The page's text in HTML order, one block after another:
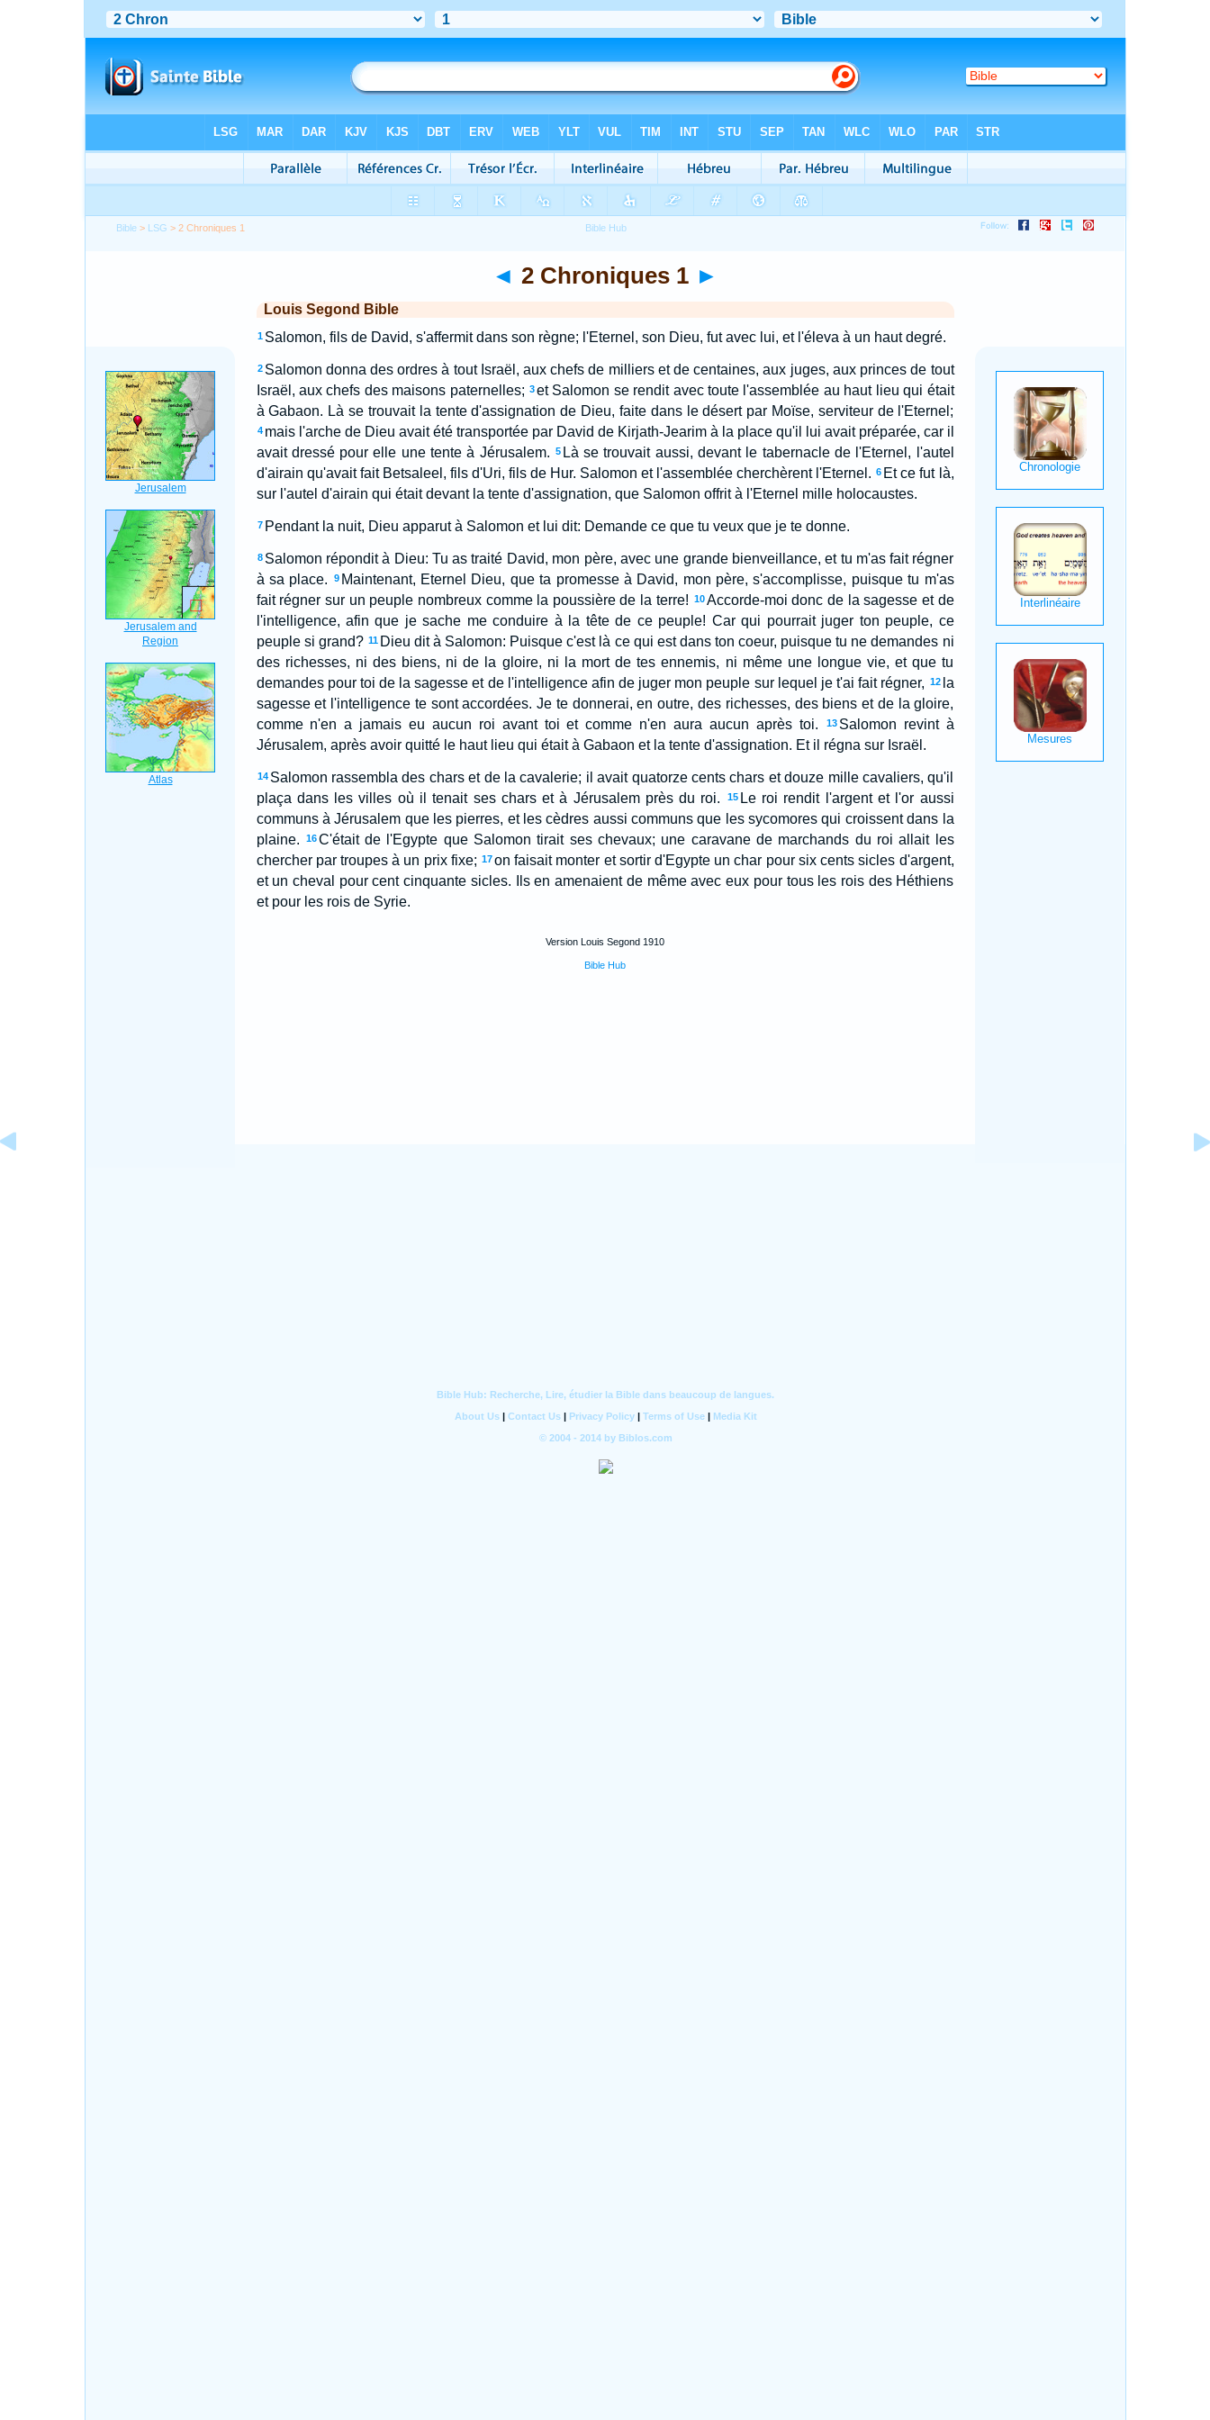
Bible > LSG > 2 Chroniques 1
◄ 2 Chroniques 1 ►
Louis Segond Bible
1 Salomon, fils de David, s'affermit dans son règne; l'Eternel, son Dieu, fut avec lui, et l'éleva à un haut degré.
2 Salomon donna des ordres à tout Israël, aux chefs de milliers et de centaines, aux juges, aux princes de tout
Israël, aux chefs des maisons paternelles; 3et Salomon se rendit avec toute l'assemblée au haut lieu qui était
à Gabaon. Là se trouvait la tente d'assignation de Dieu, faite dans le désert par Moïse, serviteur de l'Eternel;
4 mais l'arche de Dieu avait été transportée par David de Kirjath-Jearim à la place qu'il lui avait préparée, car il
avait dressé pour elle une tente à Jérusalem. 5 Là se trouvait aussi, devant le tabernacle de l'Eternel, l'autel
d'airain qu'avait fait Betsaleel, fils d'Uri, fils de Hur. Salomon et l'assemblée cherchèrent l'Eternel. 6 Et ce fut là,
sur l'autel d'airain qui était devant la tente d'assignation, que Salomon offrit à l'Eternel mille holocaustes.
7 Pendant la nuit, Dieu apparut à Salomon et lui dit: Demande ce que tu veux que je te donne.
8 Salomon répondit à Dieu: Tu as traité David, mon père, avec une grande bienveillance, et tu m'as fait régner
à sa place.
9 Maintenant, Eternel Dieu, que ta promesse à David, mon père, s'accomplisse, puisque tu m'as
fait régner sur un peuple nombreux comme la poussière de la terre! 10 Accorde-moi donc de la sagesse et de
l'intelligence, afin que je sache me conduire à la tête de ce peuple! Car qui pourrait juger ton peuple, ce
peuple si grand? 11 Dieu dit à Salomon: Puisque c'est là ce qui est dans ton coeur, puisque tu ne demandes ni
des richesses, ni des biens, ni de la gloire, ni la mort de tes ennemis, ni même une longue vie, et que tu
demandes pour toi de la sagesse et de l'intelligence afin de juger mon peuple sur lequel je t'ai fait régner, 12 la
sagesse et l'intelligence te sont accordées. Je te donnerai, en outre, des richesses, des biens et de la gloire,
comme n'en a jamais eu aucun roi avant toi et comme n'en aura aucun après toi.
13 Salomon revint à
Jérusalem, après avoir quitté le haut lieu qui était à Gabaon et la tente d'assignation. Et il régna sur Israël.
14 Salomon rassembla des chars et de la cavalerie; il avait quatorze cents chars et douze mille cavaliers, qu'il
plaça dans les villes où il tenait ses chars et à Jérusalem près du roi.
15 Le roi rendit l'argent et l'or aussi
communs à Jérusalem que les pierres, et les cèdres aussi communs que les sycomores qui croissent dans la
plaine.
16C'était de l'Egypte que Salomon tirait ses chevaux; une caravane de marchands du roi allait les
chercher par troupes à un prix fixe; 17on faisait monter et sortir d'Egypte un char pour six cents sicles d'argent,
et un cheval pour cent cinquante sicles. Ils en amenaient de même avec eux pour tous les rois des Héthiens
et pour les rois de Syrie.
Version Louis Segond 1910
Bible Hub